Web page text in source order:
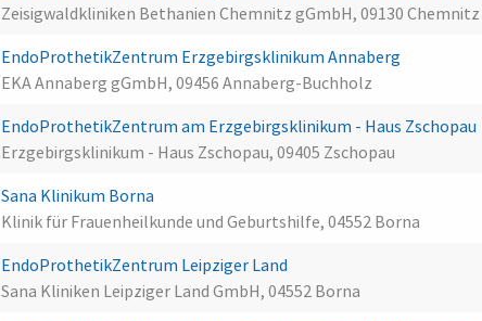
Zeisigwaldkliniken Bethanien Chemnitz gGmbH, 09130 Chemnitz
EndoProthetikZentrum Erzgebirgsklinikum Annaberg
EKA Annaberg gGmbH, 09456 Annaberg-Buchholz
EndoProthetikZentrum am Erzgebirgsklinikum - Haus Zschopau
Erzgebirgsklinikum - Haus Zschopau, 09405 Zschopau
Sana Klinikum Borna
Klinik für Frauenheilkunde und Geburtshilfe, 04552 Borna
EndoProthetikZentrum Leipziger Land
Sana Kliniken Leipziger Land GmbH, 04552 Borna